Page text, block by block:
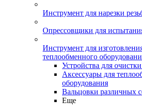
Инструмент для нарезки
Опрессовщики для
Инструмент для
теплообменного
Устройства для
Аксессуары для
оборудования
Вальцовки различных
Еще